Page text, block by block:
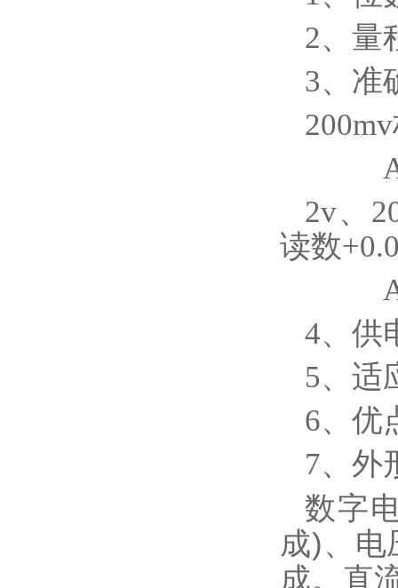
2、量
3、准
AC
2v、
读数
AC
4、供
5、适
6、优
7、外
数字
成)、电
成。直